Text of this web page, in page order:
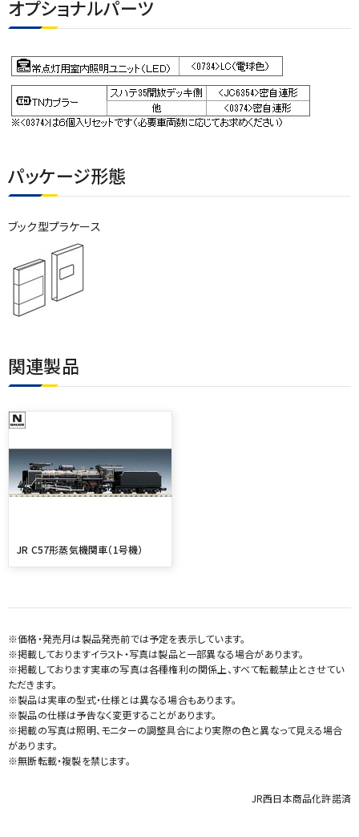
オプショナルパーツ
パッケージ形態
ブック型プラケース
関連製品
JR C57形蒸気機関車（1号機）
※価格・発売月は製品発売前では予定を表示しています。
※掲載しておりますイラスト・写真は製品と一部異なる場合があります。
※掲載しております実車の写真は各種権利の関係上、すべて転載禁止とさせてい
ただきます。
※製品は実車の型式・仕様とは異なる場合もあります。
※製品の仕様は予告なく変更することがあります。
※掲載の写真は照明、モニターの調整具合により実際の色と異なって見える場合
があります。
※無断転載・複製を禁じます。
JR西日本商品化許諾済